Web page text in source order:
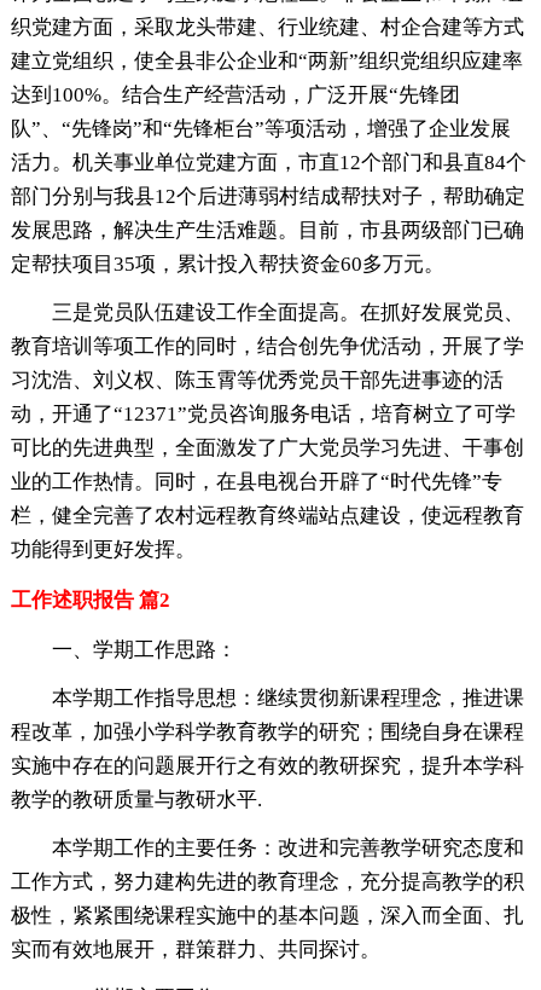
织党建方面，采取龙头带建、行业统建、村企合建等方式
建立党组织，使全县非公企业和“两新”组织党组织应建率
达到100%。结合生产经营活动，广泛开展“先锋团
队”、“先锋岗”和“先锋柜台”等项活动，增强了企业发展
活力。机关事业单位党建方面，市直12个部门和县直84个
部门分别与我县12个后进薄弱村结成帮扶对子，帮助确定
发展思路，解决生产生活难题。目前，市县两级部门已确
定帮扶项目35项，累计投入帮扶资金60多万元。
三是党员队伍建设工作全面提高。在抓好发展党员、
教育培训等项工作的同时，结合创先争优活动，开展了学
习沈浩、刘义权、陈玉霄等优秀党员干部先进事迹的活
动，开通了“12371”党员咨询服务电话，培育树立了可学
可比的先进典型，全面激发了广大党员学习先进、干事创
业的工作热情。同时，在县电视台开辟了“时代先锋”专
栏，健全完善了农村远程教育终端站点建设，使远程教育
功能得到更好发挥。
工作述职报告 篇2
一、学期工作思路：
本学期工作指导思想：继续贯彻新课程理念，推进课
程改革，加强小学科学教育教学的研究；围绕自身在课程
实施中存在的问题展开行之有效的教研探究，提升本学科
教学的教研质量与教研水平.
本学期工作的主要任务：改进和完善教学研究态度和
工作方式，努力建构先进的教育理念，充分提高教学的积
极性，紧紧围绕课程实施中的基本问题，深入而全面、扎
实而有效地展开，群策群力、共同探讨。